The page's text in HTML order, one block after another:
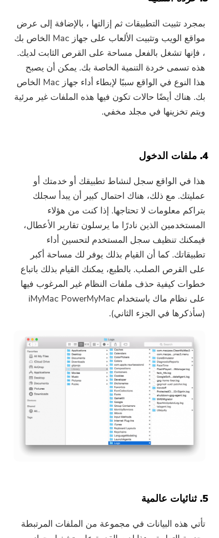
بمجرد تثبيت التطبيقات ثم إزالتها ، بالإضافة إلى عرض
مواقع الويب وتثبيت الألعاب على جهاز Mac الخاص بك
، فإنها تشغل بالفعل مساحة على القرص الثابت لديك.
هذه تسمى خردة التنمية الخاصة بك. يمكن أن يصبح
هذا النوع في الواقع سببًا لإبطاء أداء جهاز Mac الخاص
بك. هناك أيضًا حالات تكون فيها هذه الملفات غير مرئية
ويتم تخزينها في مجلد مخفي.
4. ملفات الدخول
هذا في الواقع سجل لنشاط تطبيقك أو خدمتك أو
عمليتك. مع ذلك، هناك احتمال كبير أن يبدأ سجلك
بتراكم معلومات لا تحتاجها. إذا كنت من هؤلاء
المستخدمين الذين نادرًا ما يرسلون تقارير الأعطال،
فيمكنك تنظيف سجل المستخدم لتحسين أداء
تطبيقاتك. كما أن القيام بذلك يوفر لك مساحة أكبر
على القرص الصلب. بالطبع، يمكنك القيام بذلك باتباع
خطوات كيفية حذف ملفات النظام غير المرغوب فيها
على نظام ماك باستخدام iMyMac PowerMyMac
(سأذكرها في الجزء الثاني).
5. ثنائيات عالمية
تأتي هذه البيانات في مجموعة من الملفات المرتبطة